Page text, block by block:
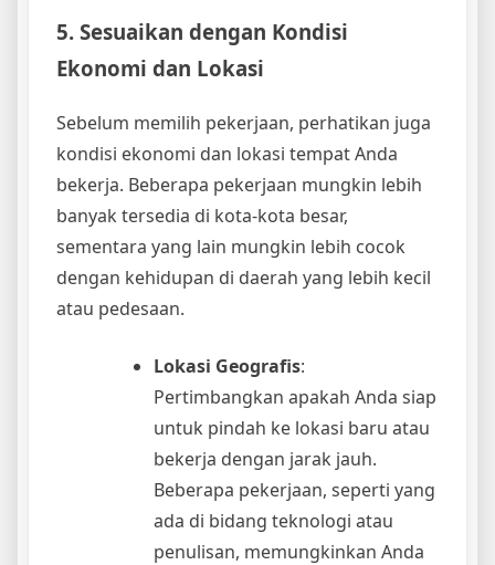
5. Sesuaikan dengan Kondisi
Ekonomi dan Lokasi
Sebelum memilih pekerjaan, perhatikan juga
kondisi ekonomi dan lokasi tempat Anda
bekerja. Beberapa pekerjaan mungkin lebih
banyak tersedia di kota-kota besar,
sementara yang lain mungkin lebih cocok
dengan kehidupan di daerah yang lebih kecil
atau pedesaan.
Lokasi Geografis:
Pertimbangkan apakah Anda siap
untuk pindah ke lokasi baru atau
bekerja dengan jarak jauh.
Beberapa pekerjaan, seperti yang
ada di bidang teknologi atau
penulisan, memungkinkan Anda